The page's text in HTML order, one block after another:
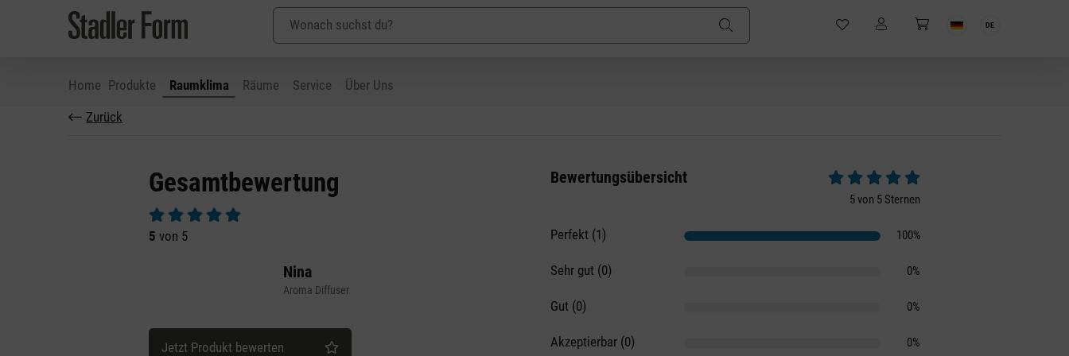
Hauptinhalt springen
Zur Suche springen
Zur Hauptnavigation springen
DE
Home Produkte Raumklima Räume Service
Über Uns
Zurück
Gesamtbewertung
Durchschnittliche Bewertung von 5 von 5 Sternen
5 von 5
Nina
Aroma Diffuser
Jetzt Produkt bewerten
Bewertungsübersicht
Durchschnittliche Bewertung von 5 von 5
5 von 5 Sternen
Perfekt (1) 100%
Sehr gut (0) 0%
Gut (0) 0%
Akzeptierbar (0) 0%